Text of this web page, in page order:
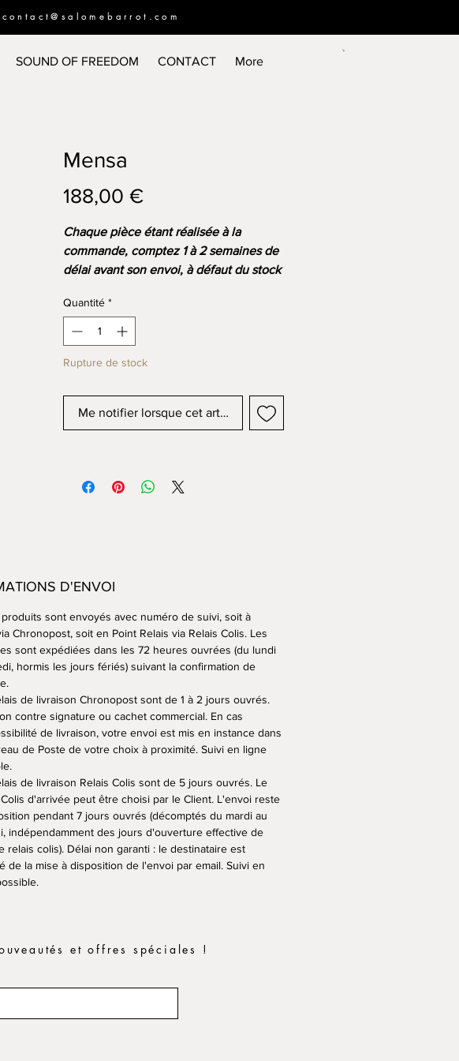
contact@salomebarrot.com
Mensa
188,00 €Prix
Chaque pièce étant réalisée à la
commande, comptez 1 à 2 semaines de
délai avant son envoi, à défaut du stock
Décoration murale géométrique
inspirée de l'Ouest Américain qui saura
réchauffer n'importe quel décor.
Quantité *
Rupture de stock
Me notifier lorsque cet article est disponible
D'ENVOI
sont envoyés avec numéro de suivi, soit à
Chronopost, soit en Point Relais via Relais Colis. Les
sont expédiées dans les 72 heures ouvrées (du lundi
hormis les jours fériés) suivant la confirmation de
de livraison Chronopost sont de 1 à 2 jours ouvrés.
contre signature ou cachet commercial. En cas
de livraison, votre envoi est mis en instance dans
de Poste de votre choix à proximité. Suivi en ligne
de livraison Relais Colis sont de 5 jours ouvrés. Le
Colis d'arrivée peut être choisi par le Client. L'envoi reste
pendant 7 jours ouvrés (décomptés du mardi au
indépendamment des jours d'ouverture effective de
relais colis). Délai non garanti : le destinataire est
de la mise à disposition de l'envoi par email. Suivi en
SOUND OF FREEDOM CONTACT More
et offres spéciales !